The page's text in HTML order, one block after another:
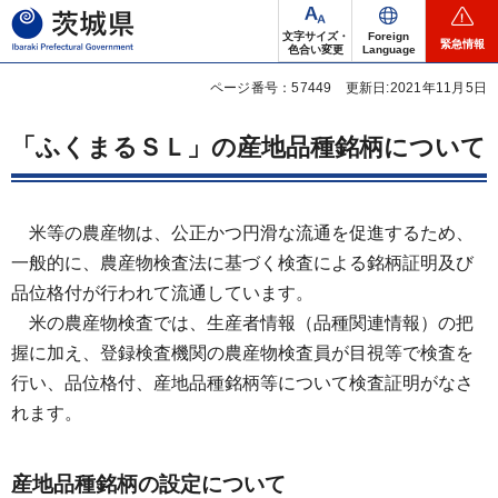
茨城県
文字サイズ・
色合い変更
Foreign
Language
緊急情報
ページ番号：57449 更新日:2021年11月5日
「ふくまるＳＬ」の産地品種銘柄について
米等の農産物は、公正かつ円滑な流通を促進するため、
一般的に、農産物検査法に基づく検査による銘柄証明及び
品位格付が行われて流通しています。
米の農産物検査では、生産者情報（品種関連情報）の把
握に加え、登録検査機関の農産物検査員が目視等で検査を
行い、品位格付、産地品種銘柄等について検査証明がなさ
れます。
産地品種銘柄の設定について